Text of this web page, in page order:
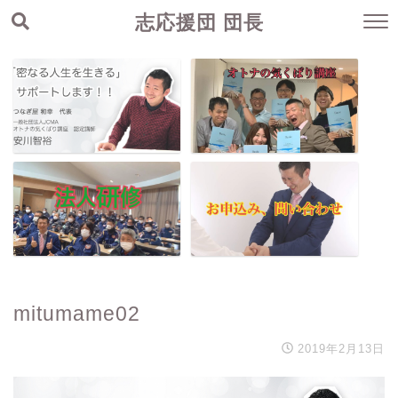
志応援団 団長
mitumame02
2019年2月13日